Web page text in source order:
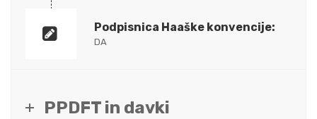
Podpisnica Haaške konvencije:
DA
PPDFT in davki